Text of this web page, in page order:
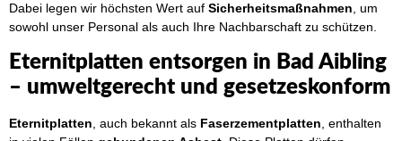
Dabei legen wir höchsten Wert auf Sicherheitsmaßnahmen, um
sowohl unser Personal als auch Ihre Nachbarschaft zu schützen.
Eternitplatten entsorgen in Bad Aibling
– umweltgerecht und gesetzeskonform
Eternitplatten , auch bekannt als Faserzementplatten , enthalten